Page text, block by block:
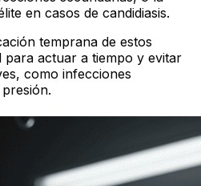
en casos de candidiasis.
temprana de estos
para actuar a tiempo y evitar
como infecciones